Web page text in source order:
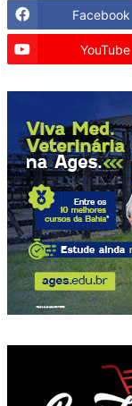
Facebook
YouTube